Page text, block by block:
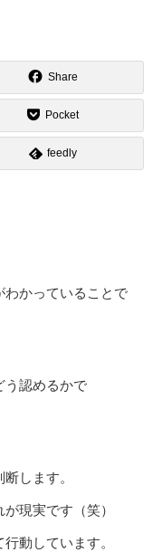
Share
Pocket
feedly
わかっていることで
う認めるかで
します。
現実です（笑）
動しています。